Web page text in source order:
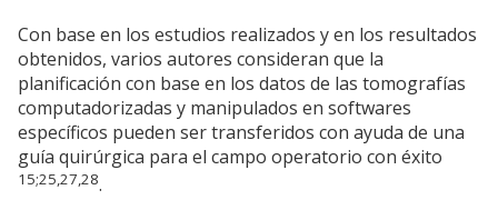
Con base en los estudios realizados y en los resultados
obtenidos, varios autores consideran que la
planificación con base en los datos de las tomografías
computadorizadas y manipulados en softwares
específicos pueden ser transferidos con ayuda de una
guía quirúrgica para el campo operatorio con éxito
15;25,27,28.